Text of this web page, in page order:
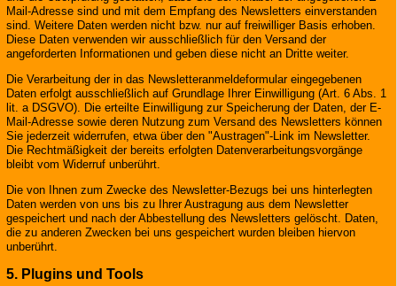
Mail-Adresse sind und mit dem Empfang des Newsletters einverstanden
sind. Weitere Daten werden nicht bzw. nur auf freiwilliger Basis erhoben.
Diese Daten verwenden wir ausschließlich für den Versand der
angeforderten Informationen und geben diese nicht an Dritte weiter.
Die Verarbeitung der in das Newsletteranmeldeformular eingegebenen
Daten erfolgt ausschließlich auf Grundlage Ihrer Einwilligung (Art. 6 Abs. 1
lit. a DSGVO). Die erteilte Einwilligung zur Speicherung der Daten, der E-
Mail-Adresse sowie deren Nutzung zum Versand des Newsletters können
Sie jederzeit widerrufen, etwa über den "Austragen"-Link im Newsletter.
Die Rechtmäßigkeit der bereits erfolgten Datenverarbeitungsvorgänge
bleibt vom Widerruf unberührt.
Die von Ihnen zum Zwecke des Newsletter-Bezugs bei uns hinterlegten
Daten werden von uns bis zu Ihrer Austragung aus dem Newsletter
gespeichert und nach der Abbestellung des Newsletters gelöscht. Daten,
die zu anderen Zwecken bei uns gespeichert wurden bleiben hiervon
unberührt.
5. Plugins und Tools